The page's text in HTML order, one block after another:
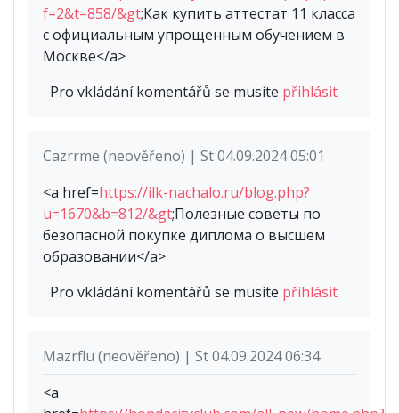
f=2&t=858/&gt;Как купить аттестат 11 класса
с официальным упрощенным обучением в
Москве</a>
Pro vkládání komentářů se musíte přihlásit
Cazrrme (neověřeno) | St 04.09.2024 05:01
<a href=https://ilk-nachalo.ru/blog.php?
u=1670&b=812/&gt;Полезные советы по
безопасной покупке диплома о высшем
образовании</a>
Pro vkládání komentářů se musíte přihlásit
Mazrflu (neověřeno) | St 04.09.2024 06:34
<a